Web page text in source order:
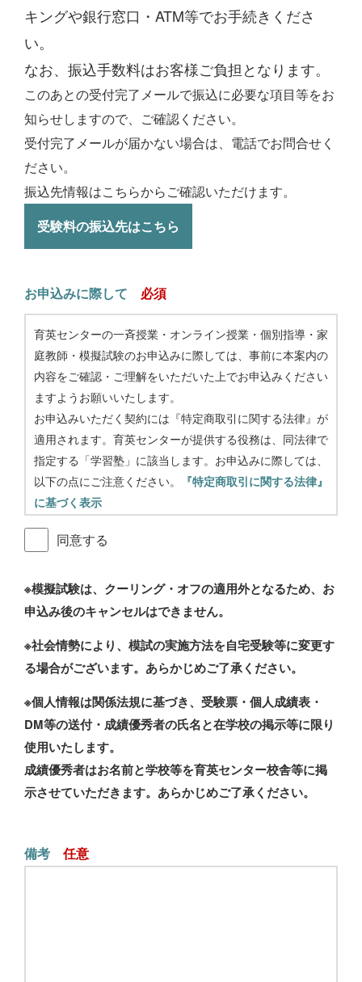
キングや銀行窓口・ATM等でお手続きくださ
い。
なお、振込手数料はお客様ご負担となります。
このあとの受付完了メールで振込に必要な項目等をお
知らせしますので、ご確認ください。
受付完了メールが届かない場合は、電話でお問合せく
ださい。
振込先情報はこちらからご確認いただけます。
受験料の振込先はこちら
お申込みに際して
育英センターの一斉授業・オンライン授業・個別指導・家
庭教師・模擬試験のお申込みに際しては、事前に本案内の
内容をご確認・ご理解をいただいた上でお申込みください
ますようお願いいたします。
お申込みいただく契約には『特定商取引に関する法律』が
適用されます。育英センターが提供する役務は、同法律で
指定する「学習塾」に該当します。お申込みに際しては、
以下の点にご注意ください。
『特定商取引に関する法律』
に基づく表示
株式会社 富山育英センター
〒930-0005
富山県富山市新桜町6番22号
076-441-8006
○FAX番号
○メールアドレス
jimu@toyama-ikuei.com
○代表者名
代表取締役 片 山 大 輔
○お申込みについて
時間割等各種案内物、該当のWebページ等にてご確認く
同意する
※模擬試験は、クーリング・オフの適用外となるため、お
申込み後のキャンセルはできません。
※社会情勢により、模試の実施方法を自宅受験等に変更す
る場合がございます。あらかじめご了承ください。
※個人情報は関係法規に基づき、受験票・個人成績表・
DM等の送付・成績優秀者の氏名と在学校の掲示等に限り
使用いたします。
成績優秀者はお名前と学校等を育英センター校舎等に掲
示させていただきます。あらかじめご了承ください。
備考